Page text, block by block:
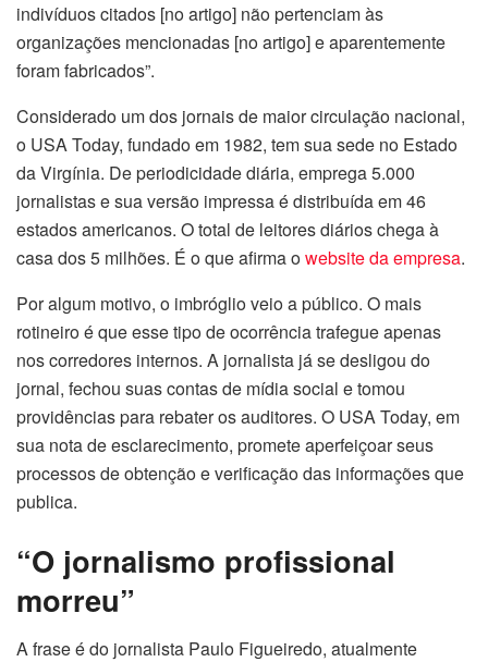
indivíduos citados [no artigo] não pertenciam às
organizações mencionadas [no artigo] e aparentemente
foram fabricados”.
Considerado um dos jornais de maior circulação nacional,
o USA Today, fundado em 1982, tem sua sede no Estado
da Virgínia. De periodicidade diária, emprega 5.000
jornalistas e sua versão impressa é distribuída em 46
estados americanos. O total de leitores diários chega à
casa dos 5 milhões. É o que afirma owebsite da empresa.
Por algum motivo, o imbróglio veio a público. O mais
rotineiro é que esse tipo de ocorrência trafegue apenas
nos corredores internos. A jornalista já se desligou do
jornal, fechou suas contas de mídia social e tomou
providências para rebater os auditores. O USA Today, em
sua nota de esclarecimento, promete aperfeiçoar seus
processos de obtenção e verificação das informações que
publica.
“O jornalismo profissional
morreu”
A frase é do jornalista Paulo Figueiredo, atualmente